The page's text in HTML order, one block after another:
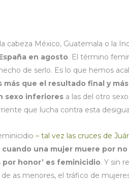
cabeza México, Guatemala o la
en agosto. El término
de serlo. Es lo que hemos
que el resultado final y
sexo inferiores a las del otro
que lucha contra esta
– tal vez las cruces de
cuando una mujer muere por
honor’ es feminicidio. Y sin
as menores, el tráfico de